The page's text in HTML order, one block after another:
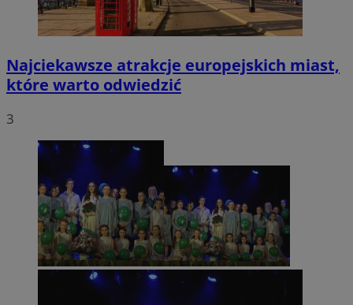
Najciekawsze atrakcje europejskich miast,
które warto odwiedzić
3